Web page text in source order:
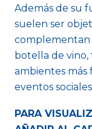
Además de su
suelen ser
complementan
botella de
ambientes más
eventos
PARA